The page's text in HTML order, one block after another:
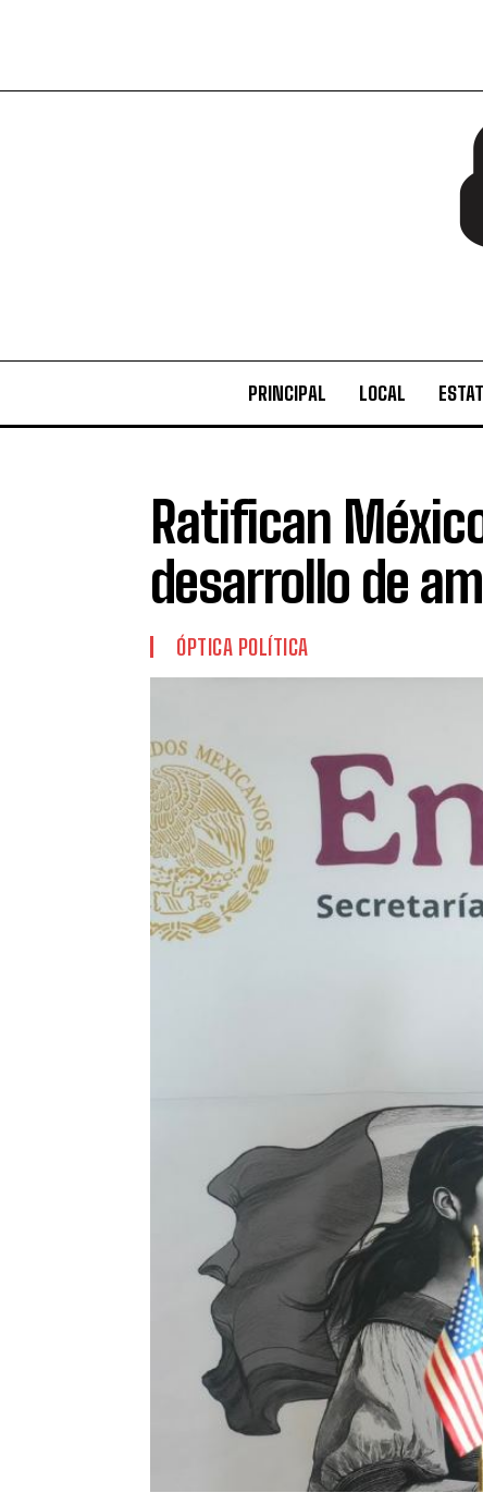
PRINCIPAL LOCAL
Ratifican
desarrollo de
ÓPTICA POLÍTICA